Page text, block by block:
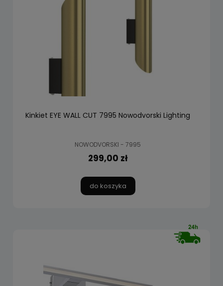
Kinkiet EYE WALL CUT 7995 Nowodvorski Lighting
NOWODVORSKI - 7995
299,00 zł
do koszyka